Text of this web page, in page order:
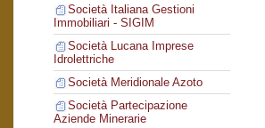
Società Italiana Gestioni
Immobiliari - SIGIM
Società Lucana Imprese
Idrolettriche
Società Meridionale Azoto
Società Partecipazione
Aziende Minerarie